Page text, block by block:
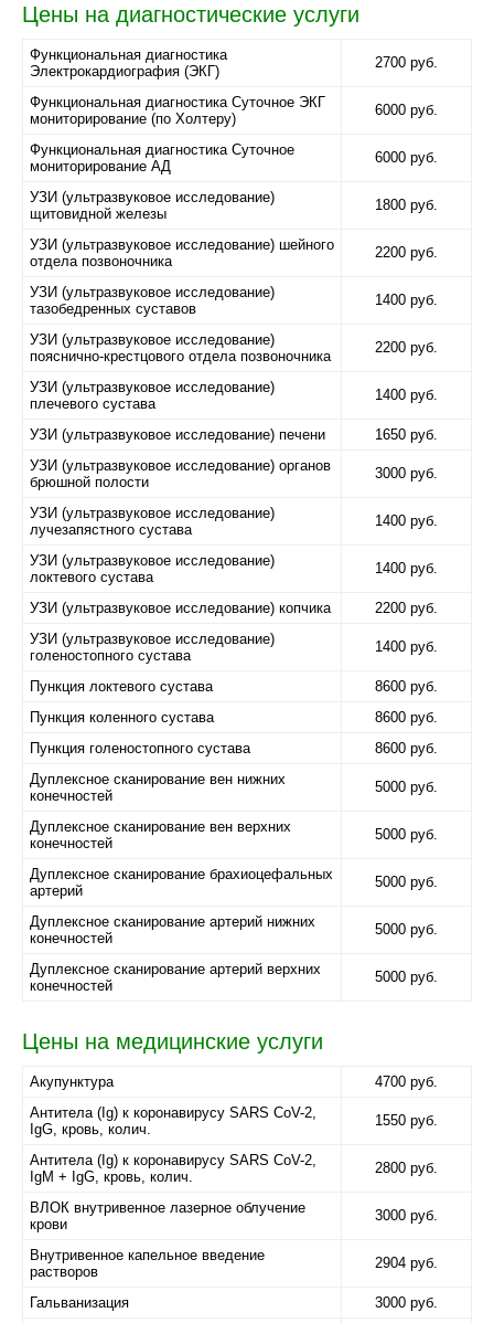
Цены на диагностические услуги
Функциональная диагностика
Электрокардиография (ЭКГ)
2700 руб.
Функциональная диагностика Суточное ЭКГ
мониторирование (по Холтеру)
6000 руб.
Функциональная диагностика Суточное
мониторирование АД
6000 руб.
УЗИ (ультразвуковое исследование)
щитовидной железы
1800 руб.
УЗИ (ультразвуковое исследование) шейного
отдела позвоночника
2200 руб.
УЗИ (ультразвуковое исследование)
тазобедренных суставов
1400 руб.
УЗИ (ультразвуковое исследование)
пояснично-крестцового отдела позвоночника
2200 руб.
УЗИ (ультразвуковое исследование)
плечевого сустава
1400 руб.
УЗИ (ультразвуковое исследование) печени
1650 руб.
УЗИ (ультразвуковое исследование) органов
брюшной полости
3000 руб.
УЗИ (ультразвуковое исследование)
лучезапястного сустава
1400 руб.
УЗИ (ультразвуковое исследование)
локтевого сустава
1400 руб.
УЗИ (ультразвуковое исследование) копчика
2200 руб.
УЗИ (ультразвуковое исследование)
голеностопного сустава
1400 руб.
Пункция локтевого сустава
8600 руб.
Пункция коленного сустава
8600 руб.
Пункция голеностопного сустава
8600 руб.
Дуплексное сканирование вен нижних
конечностей
5000 руб.
Дуплексное сканирование вен верхних
конечностей
5000 руб.
Дуплексное сканирование брахиоцефальных
артерий
5000 руб.
Дуплексное сканирование артерий нижних
конечностей
5000 руб.
Дуплексное сканирование артерий верхних
конечностей
5000 руб.
Цены на медицинские услуги
Акупунктура
4700 руб.
Антитела (Ig) к коронавирусу SARS CoV-2,
IgG, кровь, колич.
1550 руб.
Антитела (Ig) к коронавирусу SARS CoV-2,
IgM + IgG, кровь, колич.
2800 руб.
ВЛОК внутривенное лазерное облучение
крови
3000 руб.
Внутривенное капельное введение
растворов
2904 руб.
Гальванизация
3000 руб.